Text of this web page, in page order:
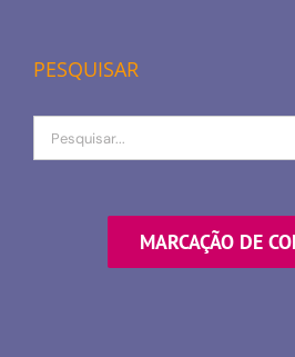
PESQUISAR
Procurar
por
MARCAÇÃO DE